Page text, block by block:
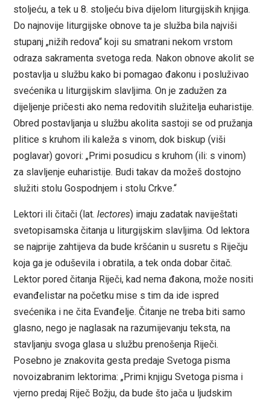
stoljeću, a tek u 8. stoljeću biva dijelom liturgijskih knjiga.
Do najnovije liturgijske obnove ta je služba bila najviši
stupanj „nižih redova“ koji su smatrani nekom vrstom
odraza sakramenta svetoga reda. Nakon obnove akolit se
postavlja u službu kako bi pomagao đakonu i posluživao
svećenika u liturgijskim slavljima. On je zadužen za
dijeljenje pričesti ako nema redovitih služitelja euharistije.
Obred postavljanja u službu akolita sastoji se od pružanja
plitice s kruhom ili kaleža s vinom, dok biskup (viši
poglavar) govori: „Primi posudicu s kruhom (ili: s vinom)
za slavljenje euharistije. Budi takav da možeš dostojno
služiti stolu Gospodnjem i stolu Crkve.“
Lektori ili čitači (lat.lectores) imaju zadatak naviještati
svetopisamska čitanja u liturgijskim slavljima. Od lektora
se najprije zahtijeva da bude kršćanin u susretu s Riječju
koja ga je oduševila i obratila, a tek onda dobar čitač.
Lektor pored čitanja Riječi, kad nema đakona, može nositi
evanđelistar na početku mise s tim da ide ispred
svećenika i ne čita Evanđelje. Čitanje ne treba biti samo
glasno, nego je naglasak na razumijevanju teksta, na
stavljanju svoga glasa u službu prenošenja Riječi.
Posebno je znakovita gesta predaje Svetoga pisma
novoizabranim lektorima: „Primi knjigu Svetoga pisma i
vjerno predaj Riječ Božju, da bude što jača u ljudskim